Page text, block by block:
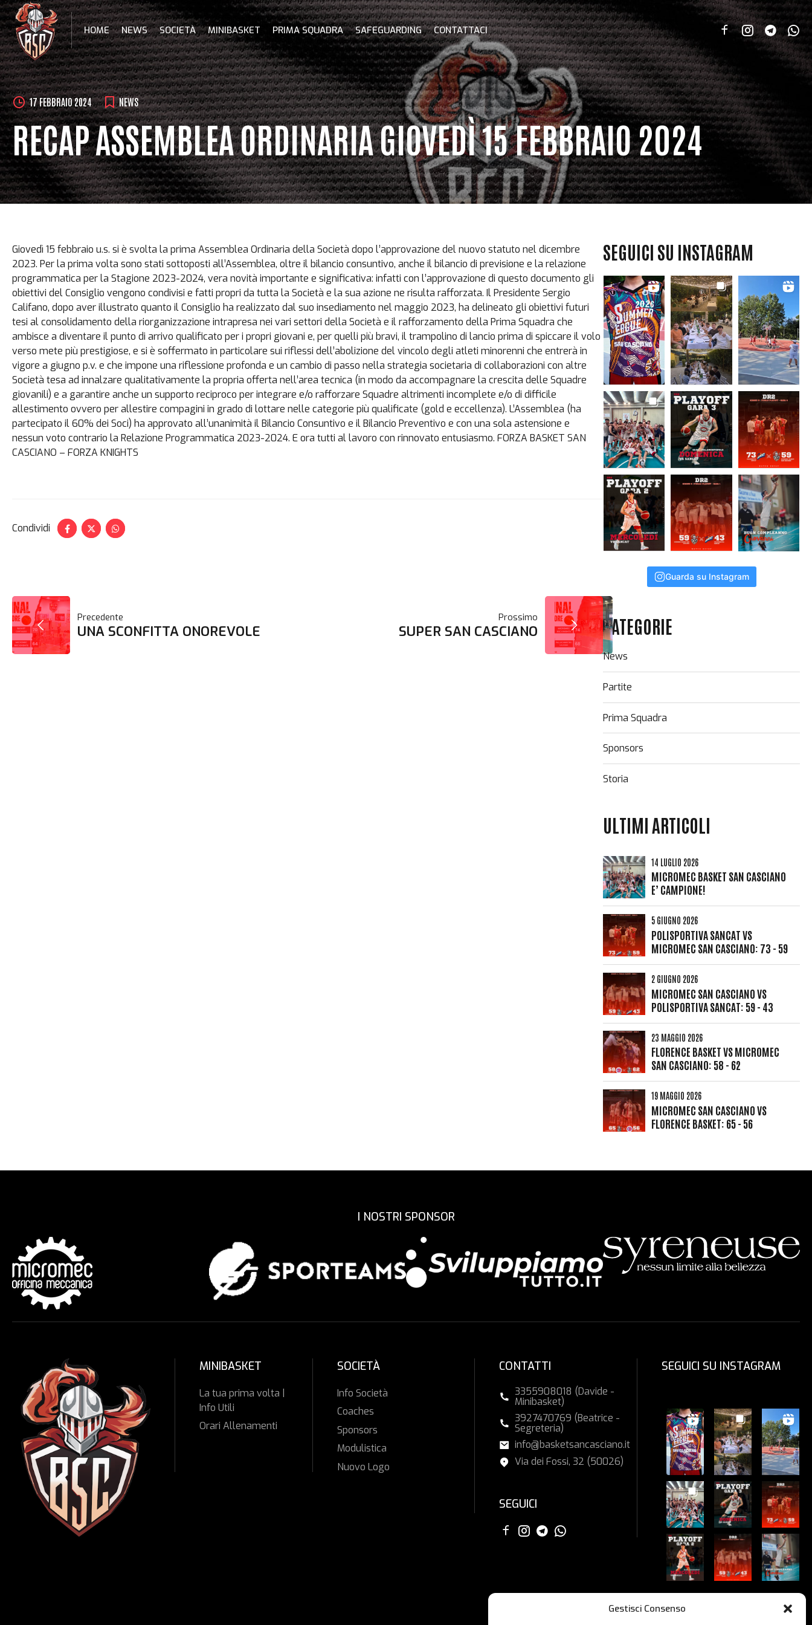
Gestisci Consenso
Skip
to
content
HOME NEWS SOCIETÀ MINIBASKET PRIMA SQUADRA SAFEGUARDING CONTATTACI
17 FEBBRAIO 2024 NEWS
RECAP ASSEMBLEA ORDINARIA GIOVEDÌ 15 FEBBRAIO 2024
Giovedì 15 febbraio u.s. si è svolta la prima Assemblea Ordinaria della Società dopo l’approvazione del nuovo statuto nel dicembre
2023. Per la prima volta sono stati sottoposti all’Assemblea, oltre il bilancio consuntivo, anche il bilancio di previsione e la relazione
programmatica per la Stagione 2023-2024, vera novità importante e significativa: infatti con l’approvazione di questo documento gli
obiettivi del Consiglio vengono condivisi e fatti propri da tutta la Società e la sua azione ne risulta rafforzata. Il Presidente Sergio
Califano, dopo aver illustrato quanto il Consiglio ha realizzato dal suo insediamento nel maggio 2023, ha delineato gli obiettivi futuri
tesi al consolidamento della riorganizzazione intrapresa nei vari settori della Società e il rafforzamento della Prima Squadra che
ambisce a diventare il punto di arrivo qualificato per i propri giovani e, per quelli più bravi, il trampolino di lancio prima di spiccare il volo
verso mete più prestigiose, e si è soffermato in particolare sui riflessi dell’abolizione del vincolo degli atleti minorenni che entrerà in
vigore a giugno p.v. e che impone una riflessione profonda e un cambio di passo nella strategia societaria di collaborazioni con altre
Società tesa ad innalzare qualitativamente la propria offerta nell’area tecnica (in modo da accompagnare la crescita delle Squadre
giovanili) e a garantire anche un supporto reciproco per integrare e/o rafforzare Squadre altrimenti incomplete e/o di difficile
allestimento ovvero per allestire compagini in grado di lottare nelle categorie più qualificate (gold e eccellenza). L’Assemblea (ha
partecipato il 60% dei Soci) ha approvato all’unanimità il Bilancio Consuntivo e il Bilancio Preventivo e con una sola astensione e
nessun voto contrario la Relazione Programmatica 2023-2024. E ora tutti al lavoro con rinnovato entusiasmo. FORZA BASKET SAN
CASCIANO – FORZA KNIGHTS
Condividi
NAVIGAZIONE
ARTICOLI
Precedente
UNA SCONFITTA ONOREVOLE
Prossimo
SUPER SAN CASCIANO
SEGUICI SU INSTAGRAM
Guarda su Instagram
CATEGORIE
News
Partite
Prima Squadra
Sponsors
Storia
ULTIMI ARTICOLI
14 LUGLIO 2026
MICROMEC BASKET SAN CASCIANO
E’ CAMPIONE!
5 GIUGNO 2026
POLISPORTIVA SANCAT VS
MICROMEC SAN CASCIANO: 73 - 59
2 GIUGNO 2026
MICROMEC SAN CASCIANO VS
POLISPORTIVA SANCAT: 59 - 43
23 MAGGIO 2026
FLORENCE BASKET VS MICROMEC
SAN CASCIANO: 58 - 62
19 MAGGIO 2026
MICROMEC SAN CASCIANO VS
FLORENCE BASKET: 65 - 56
I NOSTRI SPONSOR
MINIBASKET
La tua prima volta |
Info Utili
Orari Allenamenti
SOCIETÀ
Info Società
Coaches
Sponsors
Modulistica
Nuovo Logo
CONTATTI
3355908018 (Davide -
Minibasket)
3927470769 (Beatrice -
Segreteria)
info@basketsancasciano.it
Via dei Fossi, 32 (50026)
SEGUICI
SEGUICI SU INSTAGRAM